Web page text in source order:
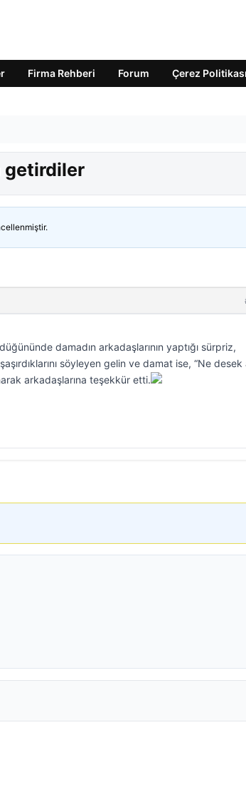
Firma Rehberi Forum Çerez Politikası
getirdiler
damadın arkadaşlarının yaptığı sürpriz,
söyleyen gelin ve damat ise, “Ne desek
arkadaşlarına teşekkür etti.